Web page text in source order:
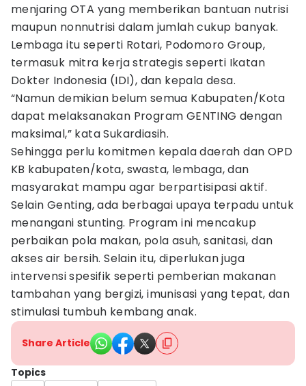
menjaring OTA yang memberikan bantuan nutrisi
maupun nonnutrisi dalam jumlah cukup banyak.
Lembaga itu seperti Rotari, Podomoro Group,
termasuk mitra kerja strategis seperti Ikatan
Dokter Indonesia (IDI), dan kepala desa.
“Namun demikian belum semua Kabupaten/Kota
dapat melaksanakan Program GENTING dengan
maksimal,” kata Sukardiasih.
Sehingga perlu komitmen kepala daerah dan OPD
KB kabupaten/kota, swasta, lembaga, dan
masyarakat mampu agar berpartisipasi aktif.
Selain Genting, ada berbagai upaya terpadu untuk
menangani stunting. Program ini mencakup
perbaikan pola makan, pola asuh, sanitasi, dan
akses air bersih. Selain itu, diperlukan juga
intervensi spesifik seperti pemberian makanan
tambahan yang bergizi, imunisasi yang tepat, dan
stimulasi tumbuh kembang anak.
Share Article
Topics